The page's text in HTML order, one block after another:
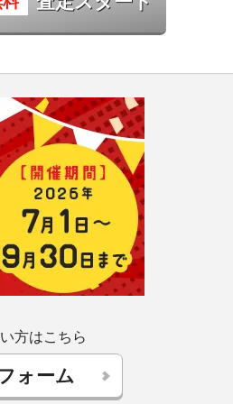
方はこちら
ォーム